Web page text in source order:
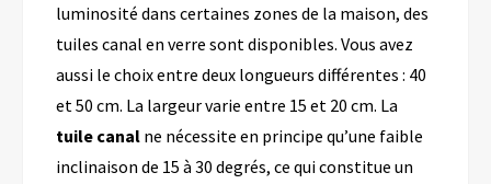
luminosité dans certaines zones de la maison, des
tuiles canal en verre sont disponibles. Vous avez
aussi le choix entre deux longueurs différentes : 40
et 50 cm. La largeur varie entre 15 et 20 cm. La
tuile canal ne nécessite en principe qu’une faible
inclinaison de 15 à 30 degrés, ce qui constitue un